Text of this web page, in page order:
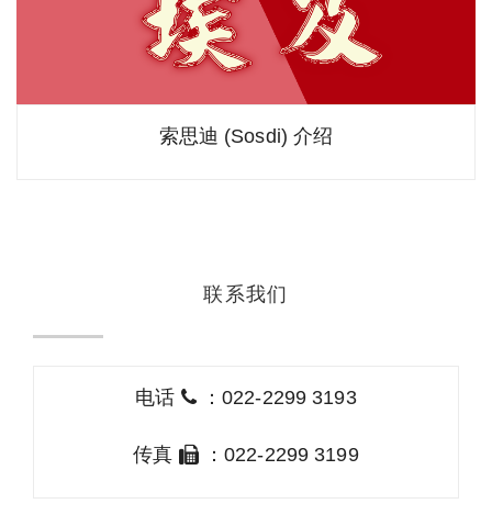
索思迪 (Sosdi) 介绍
联系我们
电话 ：022-2299 3193
传真 ：022-2299 3199